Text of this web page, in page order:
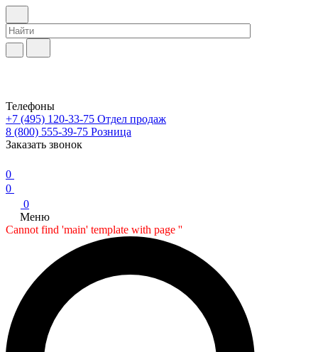
Телефоны
+7 (495) 120-33-75 Отдел продаж
8 (800) 555-39-75 Розница
Заказать звонок
0
0
0
Меню
Cannot find 'main' template with page ''